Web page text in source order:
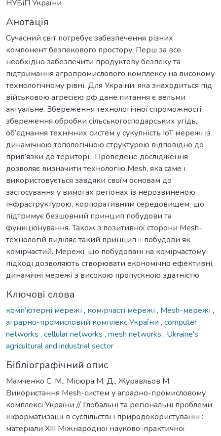
НУБіП України
Анотація
Сучасний світ потребує забезпечення різних
компонент безпекового простору. Перш за все
необхідно забезпечити продуктову безпеку та
підтримання агропромислового комплексу на високому
технологічному рівні. Для України, яка знаходиться під
військовою агресією рф дане питання є вельми
актуальне. Збереження технологічної спроможності
збереження обробки сільськогосподарських угідь,
об’єднання технічних систем у сукупність ІоТ мережі із
динамічною топологічною структурою відповідно до
прив’язки до території. Проведене дослідження
дозволяє визначити технологію Mesh, яка саме і
використовується завдяки своїм основам до
застосування у вимогах регіонах із нерозвиненою
інфраструктурою, корпоративним середовищем, що
підтримує безшовний принцип побудови та
функціонування. Також з позитивної сторони Mesh-
технологій виділяє такий принцип її побудови як
комірчастий. Мережі, що побудовані на комірчастому
підході дозволяють створювати економічно ефективні,
динамічні мережі з високою пропускною здатністю.
Ключові слова
комп’ютерні мережі , комірчасті мережі , Mesh-мережі ,
аграрно-промисловий комплекс України , computer
networks , cellular networks , mesh networks , Ukraine's
agricultural and industrial sector
Бібліографічний опис
Мамченко С. М., Місюра М. Д., Журавльов М.
Використання Mesh-систем у аграрно-промисловому
комплексі України // Глобальні та регіональні проблеми
інформатизації в суспільстві і природокористуванні :
матеріали XIІІ Міжнародної науково-практичної